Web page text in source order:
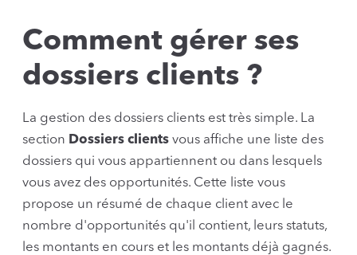
Comment gérer ses
dossiers clients ?
La gestion des dossiers clients est très simple. La
section Dossiers clients vous affiche une liste des
dossiers qui vous appartiennent ou dans lesquels
vous avez des opportunités. Cette liste vous
propose un résumé de chaque client avec le
nombre d'opportunités qu'il contient, leurs statuts,
les montants en cours et les montants déjà gagnés.